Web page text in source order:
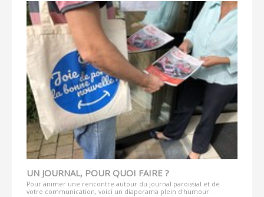
UN JOURNAL, POUR QUOI FAIRE ?
Pour animer une rencontre autour du journal paroissial et de
votre communication, voici un diaporama plein d'humour.